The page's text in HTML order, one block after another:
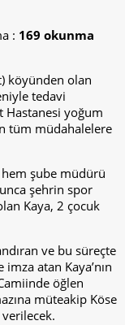
: 169 okunma
köyünden olan
tedavi
Hastanesi yoğum
tüm müdahalelere
şube müdürü
şehrin spor
Kaya, 2 çocuk
ve bu süreçte
atan Kaya’nın
öğlen
müteakip Köse